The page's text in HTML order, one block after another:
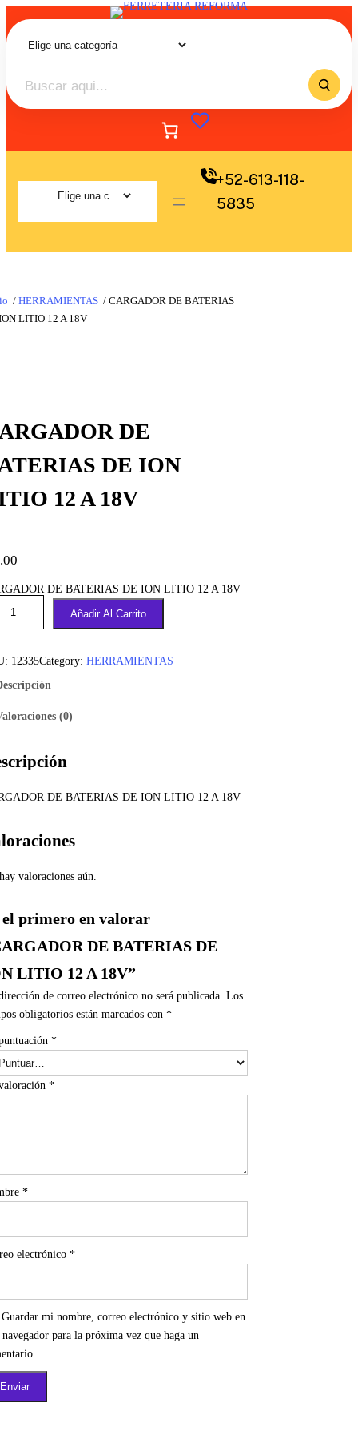
+52-613-118-
5835
/ HERRAMIENTAS / CARGADOR DE BATERIAS
LITIO 12 A 18V
DE
DE ION
12 A 18V
DE BATERIAS DE ION LITIO 12 A 18V
Añadir Al Carrito
12335Category: HERRAMIENTAS
(0)
DE BATERIAS DE ION LITIO 12 A 18V
valoraciones aún.
el primero en valorar
DE BATERIAS DE
LITIO 12 A 18V”
de correo electrónico no será publicada. Los
obligatorios están marcados con *
*
*
*
electrónico *
Guardar mi nombre, correo electrónico y sitio web en
navegador para la próxima vez que haga un